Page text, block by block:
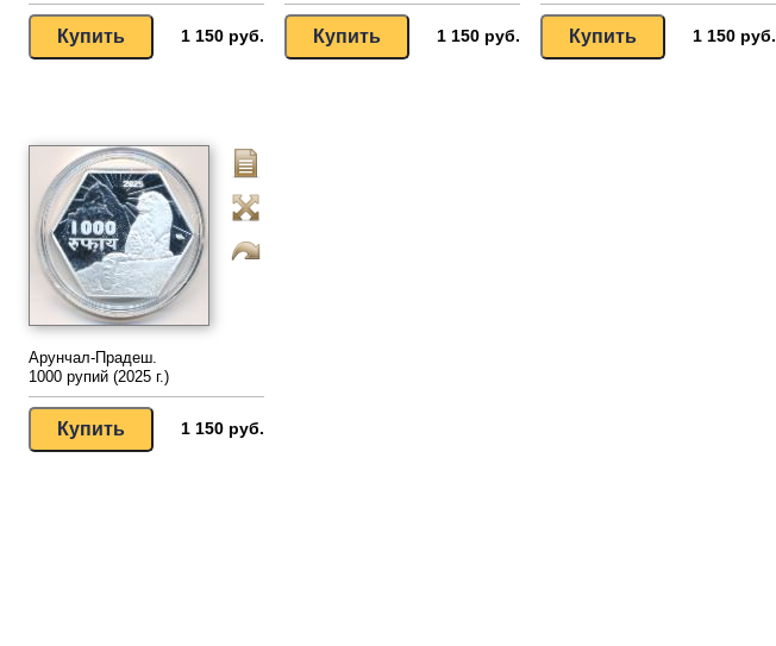
1 150 руб. 1 150 руб. 1 150 руб.
Арунчал-Прадеш.
1000 рупий (2025 г.)
1 150 руб.